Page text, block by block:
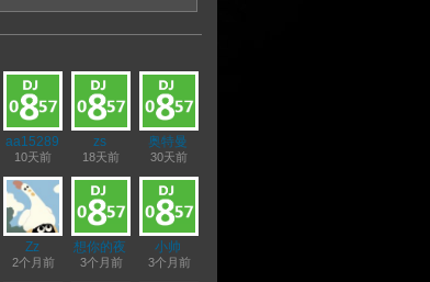
aa15289
8
10天前
zs
18天前
奥特曼
30天前
Zz
2个月前
想你的夜
3个月前
小帅
3个月前